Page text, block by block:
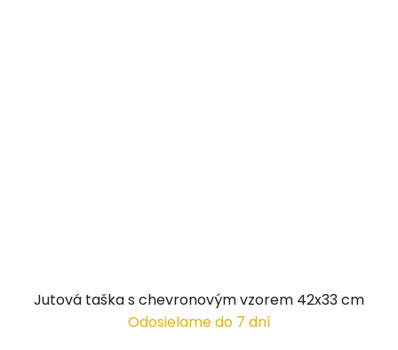
Jutová taška s chevronovým vzorem 42x33 cm
Odosielame do 7 dní